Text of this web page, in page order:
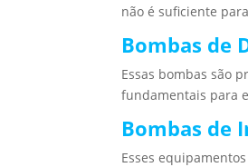
não é suficiente
Bombas de
Essas bombas são
fundamentais para
Bombas de
Esses